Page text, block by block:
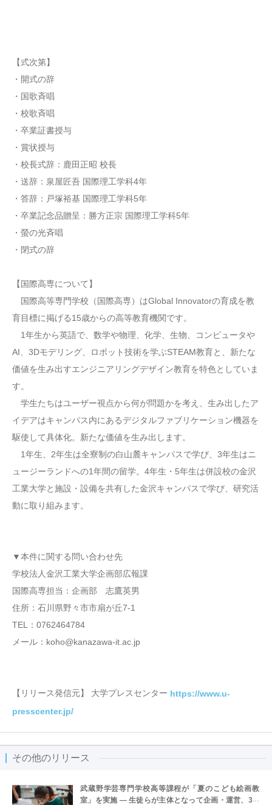
【式次第】
・開式の辞
・国歌斉唱
・校歌斉唱
・卒業証書授与
・賞状授与
・校長式辞：鹿田正昭 校長
・送辞：泉屋匠吾 国際理工学科4年
・答辞：戸塚裕基 国際理工学科5年
・卒業記念品贈呈：勝方正宗 国際理工学科5年
・螢の光斉唱
・閉式の辞
【国際高専について】
国際高等専門学校（国際高専）はGlobal Innovatorの育成を教
育目標に掲げる15歳からの高等教育機関です。
1年生から英語で、数学や物理、化学、生物、コンピュータや
AI、3Dモデリング、ロボット技術を学ぶSTEAM教育と、新たな
価値を生み出すエンジニアリングデザイン教育を特色としていま
す。
学生たちはユーザー視点から何が問題かを考え、生み出したア
イデアはキャンパス内にあるデジタルファブリケーション機器を
駆使して具体化。新たな価値を生み出します。
1年生、2年生は全寮制の白山麓キャンパスで学び、3年生はニ
ュージーランドへの1年間の留学。4年生・5年生は併設校の金沢
工業大学と施設・設備を共有した金沢キャンパスで学び、研究活
動に取り組みます。
▼本件に関する問い合わせ先
学校法人金沢工業大学企画部広報課
国際高専担当：企画部 志鷹英男
住所：石川県野々市市扇が丘7-1
TEL：0762464784
メール：koho@kanazawa-it.ac.jp
【リリース発信元】 大学プレスセンター https://www.u-
presscenter.jp/
その他のリリース
武蔵野学芸専門学校高等課程が「夏のこども絵画教
室」を実施 ― 生徒らが主体となって企画・運営、3日